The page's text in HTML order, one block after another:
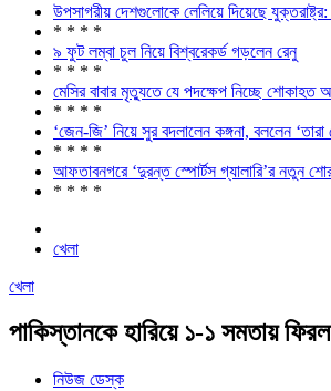
উপসাগরীয় দেশগুলোকে লেলিয়ে দিয়েছে যুক্তরাষ্ট্র:
* * * *
৯ ফুট লম্বা চুল নিয়ে বিশ্বরেকর্ড গড়লেন রেনু
* * * *
মেসির বাবার মৃত্যুতে যে পদক্ষেপ নিচ্ছে শোকাহত
* * * *
‘জেন-জি’ নিয়ে সুর বদলালেন কঙ্গনা, বললেন
* * * *
আফতাবনগরে ‘দুরন্ত স্পোর্টস গ্যালারি’র নতুন
* * * *
খেলা
খেলা
পাকিস্তানকে হারিয়ে ১-১ সমতায়
নিউজ ডেস্ক